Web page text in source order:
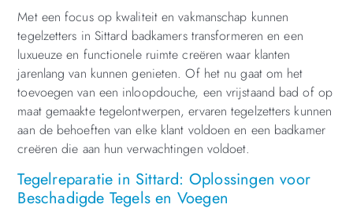
Met een focus op kwaliteit en vakmanschap kunnen
tegelzetters in Sittard badkamers transformeren en een
luxueuze en functionele ruimte creëren waar klanten
jarenlang van kunnen genieten. Of het nu gaat om het
toevoegen van een inloopdouche, een vrijstaand bad of op
maat gemaakte tegelontwerpen, ervaren tegelzetters kunnen
aan de behoeften van elke klant voldoen en een badkamer
creëren die aan hun verwachtingen voldoet.
Tegelreparatie in Sittard: Oplossingen voor
Beschadigde Tegels en Voegen